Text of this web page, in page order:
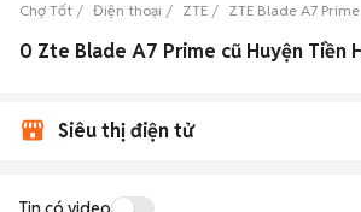
Chợ Tốt Điện thoại ZTE ZTE Blade A7 Prime
Siêu thị điện tử